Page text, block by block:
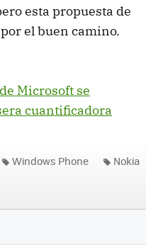
esta propuesta de
el buen camino.
Microsoft se
cuantificadora
Windows Phone Nokia